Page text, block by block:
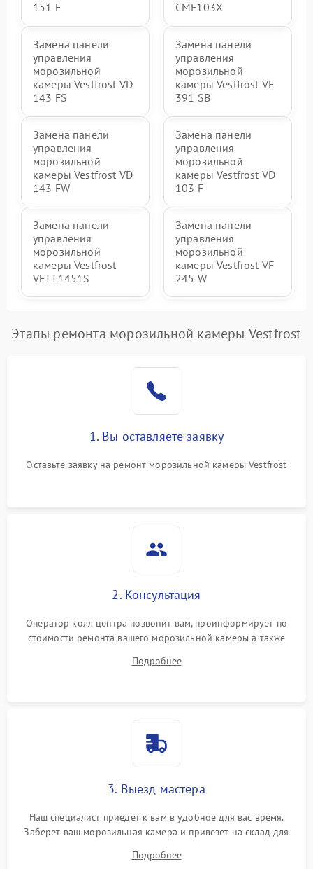
151 F
CMF103X
Замена панели
управления
морозильной
камеры Vestfrost VD
143 FS
Замена панели
управления
морозильной
камеры Vestfrost VF
391 SB
Замена панели
управления
морозильной
камеры Vestfrost VD
143 FW
Замена панели
управления
морозильной
камеры Vestfrost VD
103 F
Замена панели
управления
морозильной
камеры Vestfrost
VFTT1451S
Замена панели
управления
морозильной
камеры Vestfrost VF
245 W
Этапы ремонта морозильной камеры Vestfrost
1. Вы оставляете заявку
Оставьте заявку на ремонт морозильной камеры Vestfrost
2. Консультация
Оператор колл центра позвонит вам, проинформирует по
стоимости ремонта вашего морозильной камеры а также
Подробнее
3. Выезд мастера
Наш специалист приедет к вам в удобное для вас время.
Заберет ваш морозильная камера и привезет на склад для
Подробнее